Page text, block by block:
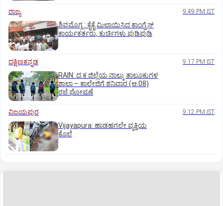
ರಾಜ್ಯ 9:49 PM IST
ಶಿವಮೊಗ್ಗ : ಕೈಕೈ ಮಿಲಾಯಿಸಿದ ಕಾಂಗ್ರೆಸ್
ಕಾರ್ಯಕರ್ತರು, ಕುರ್ಚಿಗಳು ಪುಡಿಪುಡಿ
ದಕ್ಷಿಣಕನ್ನಡ 9:17 PM IST
RAIN: ದ.ಕ ಜಿಲ್ಲೆಯ ನಾಲ್ಕು ತಾಲೂಕುಗಳ
ಶಾಲಾ – ಕಾಲೇಜಿಗೆ ಶನಿವಾರ (ಆ.08)
ರಜೆ ಘೋಷಣೆ
ವಿಜಯಪುರ 9:12 PM IST
Vijayapura: ಹಾಡಹಗಲೇ ವ್ಯಕ್ತಿಯ
ಕೊಲೆ